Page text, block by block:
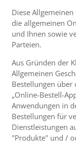
Diese
die allgemeinen
und Ihnen sowie
Parteien.
Aus Gründen der
Allgemeinen
Bestellungen über
„Online-Bestell-
Anwendungen in
Bestellungen für
Dienstleistungen
"Produkte" und /